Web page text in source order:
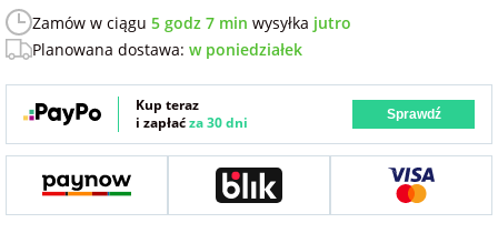
Bombki ze
Fotoksiążki
Dodatki i
szkoły
na pamiątkę z
wakacji
na Dzień
Chłopaka
dla chłopaka
dla dziewczyny
dla przyjaciółki
Zamów w ciągu 5 godz 7 min wysyłka jutro
Planowana dostawa: w poniedziałek
Kup teraz
i zapłaćza 30 dni Sprawdź